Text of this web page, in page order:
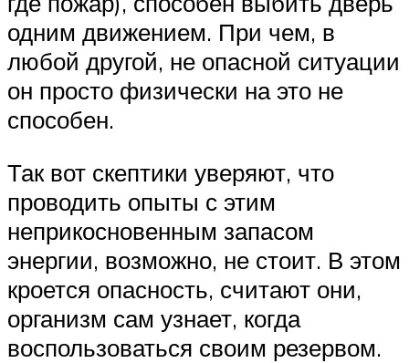
одним движением. При чем, в
любой другой, не опасной ситуации
он просто физически на это не
способен.
Так вот скептики уверяют, что
проводить опыты с этим
неприкосновенным запасом
энергии, возможно, не стоит. В этом
кроется опасность, считают они,
организм сам узнает, когда
воспользоваться своим резервом.